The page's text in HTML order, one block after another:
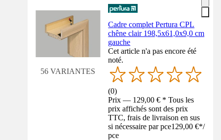
56 VARIANTES
Cadre complet Pertura CPL
chêne clair 198,5x61,0x9,0 cm
gauche
Cet article n'a pas encore été
noté.
(0)
Prix — 129,00 € * Tous les
prix affichés sont des prix
TTC, frais de livraison en sus
si nécessaire par pce129,00 €*/
pce